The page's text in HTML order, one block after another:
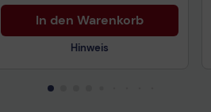
In den Warenkorb
Hinweis